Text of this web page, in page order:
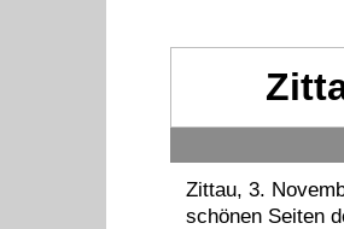
Zittau, 3.
schönen Seiten